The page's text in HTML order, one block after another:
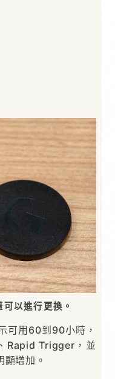
以進行更換。
可用60到90小時，
Rapid Trigger，並
增加。